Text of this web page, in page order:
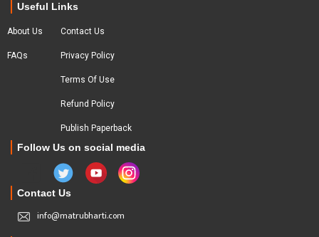
Useful Links
About Us
FAQs
Contact Us
Privacy Policy
Terms Of Use
Refund Policy
Publish Paperback
Follow Us on social media
Contact Us
info@matrubharti.com